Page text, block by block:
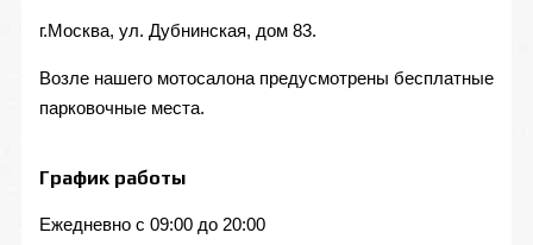
г.Москва, ул. Дубнинская, дом 83.
Возле нашего мотосалона предусмотрены бесплатные
парковочные места.
График работы
Ежедневно с 09:00 до 20:00